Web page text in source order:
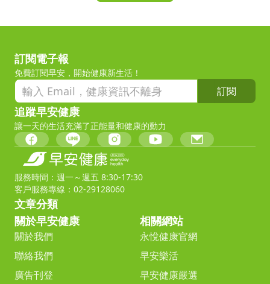
訂閱電子報
免費訂閱早安，開始健康新生活！
訂閱
追蹤早安健康
讓一天的生活充滿了正能量和健康的動力
服務時間：週一～週五 8:30-17:30
客戶服務專線：02-29128060
文章分類
關於早安健康
關於我們
聯絡我們
廣告刊登
相關網站
永悅健康官網
早安樂活
早安健康嚴選